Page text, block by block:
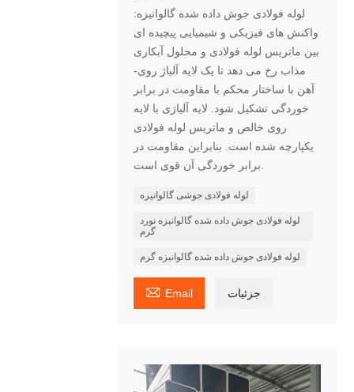
لوله فولادی جوش داده شده گالوانیزه:
واکنش های فیزیکی و شیمیایی پیچیده ای
بین ماتریس لوله فولادی و محلول آبکاری
مذاب رخ می دهد تا یک لایه آلیاژ روی-
آهن با ساختار محکم با مقاومت در برابر
خوردگی تشکیل شود. لایه آلیاژی با لایه
روی خالص و ماتریس لوله فولادی
یکپارچه شده است. بنابراین مقاومت در
لوله فولادی جوشی گالوانیزه
لوله فولادی جوش داده شده گالوانیزه نورد
گرم
لوله فولادی جوش داده شده گالوانیزه گرم
 Email جزئیات